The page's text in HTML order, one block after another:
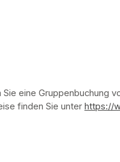
eine Gruppenbuchung
finden Sie unter https://